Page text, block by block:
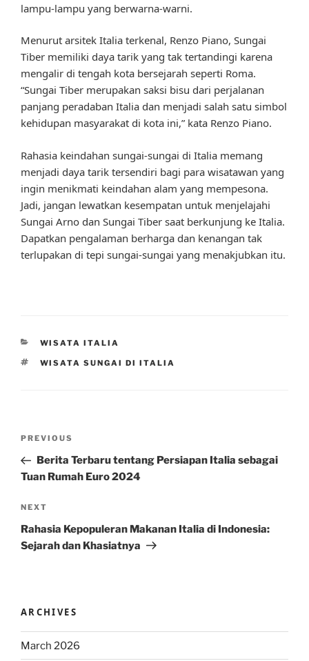
lampu-lampu yang berwarna-warni.
Menurut arsitek Italia terkenal, Renzo Piano, Sungai
Tiber memiliki daya tarik yang tak tertandingi karena
mengalir di tengah kota bersejarah seperti Roma.
“Sungai Tiber merupakan saksi bisu dari perjalanan
panjang peradaban Italia dan menjadi salah satu simbol
kehidupan masyarakat di kota ini,” kata Renzo Piano.
Rahasia keindahan sungai-sungai di Italia memang
menjadi daya tarik tersendiri bagi para wisatawan yang
ingin menikmati keindahan alam yang mempesona.
Jadi, jangan lewatkan kesempatan untuk menjelajahi
Sungai Arno dan Sungai Tiber saat berkunjung ke Italia.
Dapatkan pengalaman berharga dan kenangan tak
terlupakan di tepi sungai-sungai yang menakjubkan itu.
CATEGORIES
WISATA ITALIA
TAGS
WISATA SUNGAI DI ITALIA
Previous
Post
PREVIOUS
Berita Terbaru tentang Persiapan Italia sebagai
Tuan Rumah Euro 2024
Next
Post
NEXT
Rahasia Kepopuleran Makanan Italia di Indonesia:
Sejarah dan Khasiatnya
ARCHIVES
March 2026